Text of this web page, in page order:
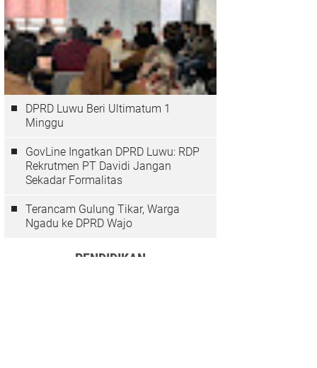
DPRD Luwu Beri Ultimatum 1
Minggu
GovLine Ingatkan DPRD Luwu: RDP
Rekrutmen PT Davidi Jangan
Sekadar Formalitas
Terancam Gulung Tikar, Warga
Ngadu ke DPRD Wajo
PENDIDIKAN